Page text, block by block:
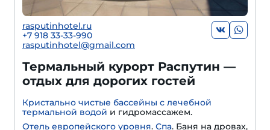
rasputinhotel.ru
+7 918 33-33-990
rasputinhotel@gmail.com
Термальный курорт Распутин —
отдых для дорогих гостей
Кристально чистые бассейны с лечебной
термальной водой и гидромассажем.
Отель европейского уровня. Спа. Баня на дровах,